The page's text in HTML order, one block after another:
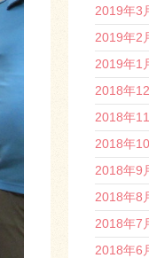
2019年3
2019年2
2019年1
2018年
2018年
2018年
2018年9
2018年8
2018年7
2018年6